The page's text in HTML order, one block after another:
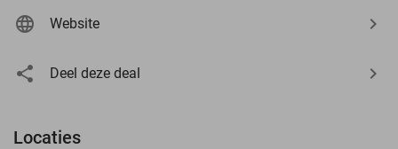
Website
Deel deze deal
Locaties